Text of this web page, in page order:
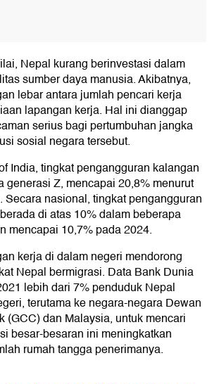
Nepal kurang berinvestasi dalam
sumber daya manusia. Akibatnya,
lebar antara jumlah pencari kerja
lapangan kerja. Hal ini dianggap
serius bagi pertumbuhan jangka
sosial negara tersebut.
India, tingkat pengangguran kalangan
generasi Z, mencapai 20,8% menurut
Secara nasional, tingkat pengangguran
di atas 10% dalam beberapa
mencapai 10,7% pada 2024.
kerja di dalam negeri mendorong
Nepal bermigrasi. Data Bank Dunia
lebih dari 7% penduduk Nepal
terutama ke negara-negara Dewan
(GCC) dan Malaysia, untuk mencari
besar-besaran ini meningkatkan
rumah tangga penerimanya.